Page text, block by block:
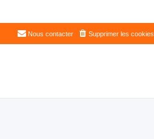
Supprimer les cookies
Nous contacter